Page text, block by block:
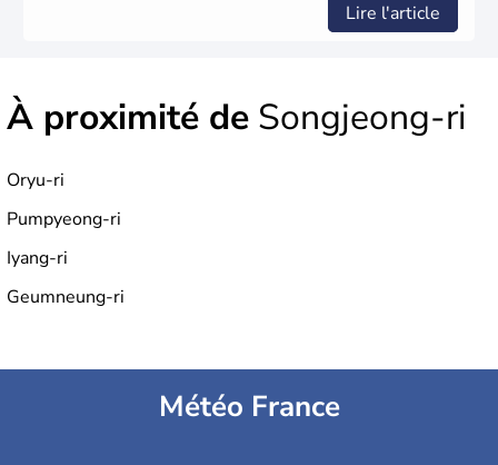
Lire l'article
À proximité de Songjeong-ri
Oryu-ri
Pumpyeong-ri
Iyang-ri
Geumneung-ri
Météo France